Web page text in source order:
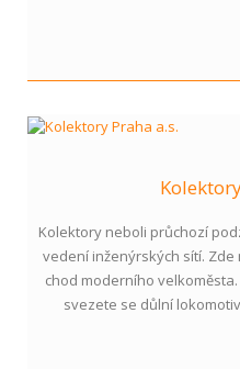
Kolektory neboli průchozí
vedení inženýrských sítí.
chod moderního
svezete se důlní